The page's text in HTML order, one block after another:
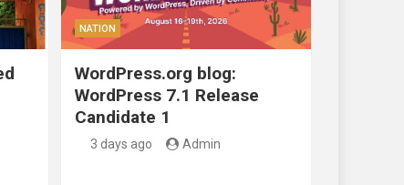
NATION
WordPress.org blog:
WordPress 7.1 Release
Candidate 1
3 days ago Admin